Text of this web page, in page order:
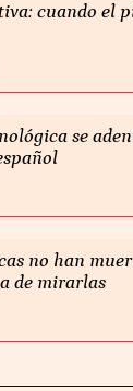
cuando el
se
no han
de mirarlas